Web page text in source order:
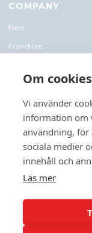
COMPANY
Hem
Franchise
Företagskund & Utbildning
CONTACTS
+46 070 0122 333
Företagsvägen 10,
Om
Vi använder
information om
användning,
sociala medier
innehåll och
Läs mer